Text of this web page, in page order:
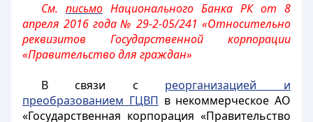
См. письмоНационального Банка РК от 8
апреля 2016 года № 29-2-05/241 «Относительно
реквизитов Государственной корпорации
«Правительство для граждан»
В связи с реорганизацией и
преобразованием ГЦВП в некоммерческое АО
«Государственная корпорация «Правительство